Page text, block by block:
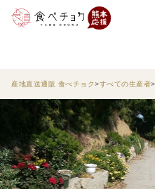
産地直送通販 食べチョク すべての生産者